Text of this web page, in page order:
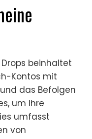
beinhaltet
Kontos mit
das Befolgen
um Ihre
umfasst
von